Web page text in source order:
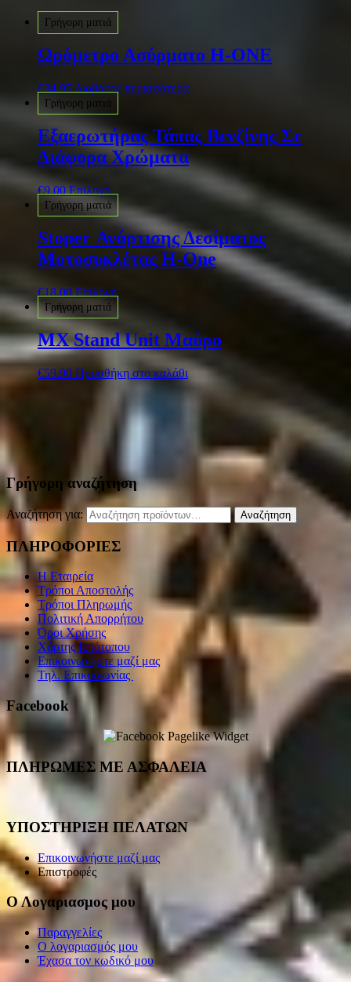
Γρήγορη ματιά
Ωρόμετρο Ασύρματο H-ONE
€34.95 Διαβάστε περισσότερα
Γρήγορη ματιά
Εξαερωτήρας Τάπας Βενζίνης Σε
Διάφορα Χρώματα
€9.00 Επιλογή
Γρήγορη ματιά
Stoper Ανάρτισης Δεσίματος
Μοτοσυκλέτας Η-One
€18.00 Επιλογή
Γρήγορη ματιά
MX Stand Unit Μαύρο
€59.90 Προσθήκη στο καλάθι
Γρήγορη αναζήτηση
Αναζήτηση για: Αναζήτηση
ΠΛΗΡΟΦΟΡΙΕΣ
Η Εταιρεία
Τρόποι Αποστολής
Τρόποι Πληρωμής
Πολιτική Απορρήτου
Όροι Χρήσης
Χάρτης Ιστότοπου
Επικοινωνήστε μαζί μας
Τηλ. Επικοινωνίας
Facebook
ΠΛΗΡΩΜΕΣ ΜΕ ΑΣΦΑΛΕΙΑ
ΥΠΟΣΤΗΡΙΞΗ ΠΕΛΑΤΩΝ
Επικοινωνήστε μαζί μας
Επιστροφές
Ο Λογαριασμος μου
Παραγγελίες
Ο λογαριασμός μου
Έχασα τον κωδικό μου